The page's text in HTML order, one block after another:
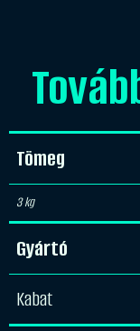
Tömeg
3 kg
Gyártó
Kabat